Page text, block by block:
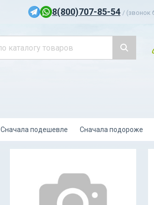
8(800)707-85-54 / (звонок
Сначала подешевле Сначала подороже